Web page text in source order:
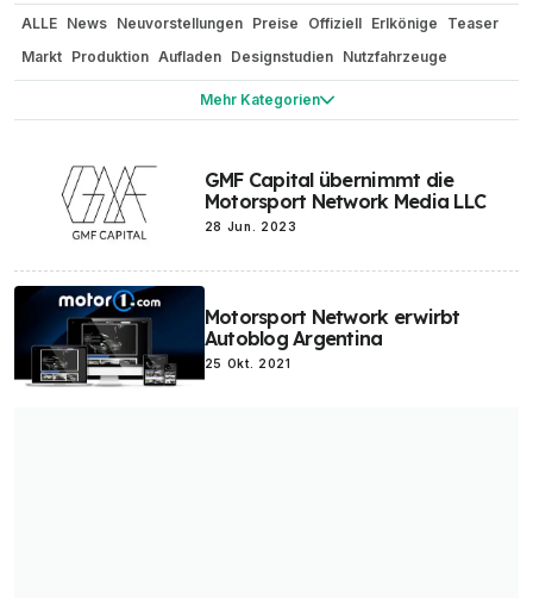
Mehr Kategorien
ALLE News Neuvorstellungen Preise Offiziell Erlkönige
Teaser
Markt Produktion Aufladen Designstudien Nutzfahrzeuge
Reichweite / Stromverbrauch
Elektroauto-Vergleiche Elektro-Zweiräder Batterien Camping
Bizarr Wasserstoff Historie und Oldtimer
Motorsport Network
Elon Musk Elektro-Luftfahrzeuge Elektro-Roller
GMF Capital übernimmt die
Motorsport Network Media LLC
28 Jun. 2023
Motorsport Network erwirbt
Autoblog Argentina
25 Okt. 2021